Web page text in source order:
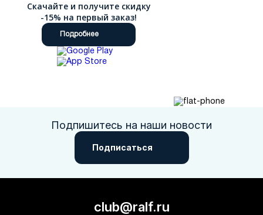
Скачайте и получите скидку
-15% на первый заказ!
Подробнее
Подпишитесь на наши новости
Подписаться
club@ralf.ru